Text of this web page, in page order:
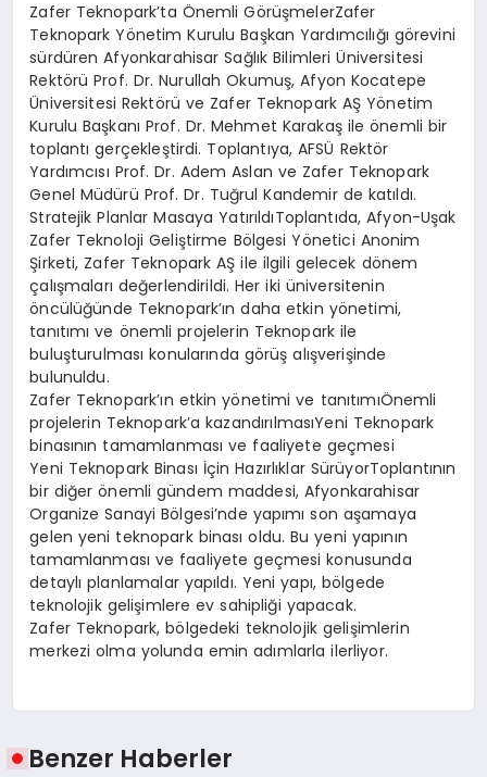
Zafer Teknopark’ta Önemli GörüşmelerZafer
Teknopark Yönetim Kurulu Başkan Yardımcılığı görevini
sürdüren Afyonkarahisar Sağlık Bilimleri Üniversitesi
Rektörü Prof. Dr. Nurullah Okumuş, Afyon Kocatepe
Üniversitesi Rektörü ve Zafer Teknopark AŞ Yönetim
Kurulu Başkanı Prof. Dr. Mehmet Karakaş ile önemli bir
toplantı gerçekleştirdi. Toplantıya, AFSÜ Rektör
Yardımcısı Prof. Dr. Adem Aslan ve Zafer Teknopark
Genel Müdürü Prof. Dr. Tuğrul Kandemir de katıldı.
Stratejik Planlar Masaya YatırıldıToplantıda, Afyon-Uşak
Zafer Teknoloji Geliştirme Bölgesi Yönetici Anonim
Şirketi, Zafer Teknopark AŞ ile ilgili gelecek dönem
çalışmaları değerlendirildi. Her iki üniversitenin
öncülüğünde Teknopark’ın daha etkin yönetimi,
tanıtımı ve önemli projelerin Teknopark ile
buluşturulması konularında görüş alışverişinde
bulunuldu.
Zafer Teknopark’ın etkin yönetimi ve tanıtımıÖnemli
projelerin Teknopark’a kazandırılmasıYeni Teknopark
binasının tamamlanması ve faaliyete geçmesi
Yeni Teknopark Binası İçin Hazırlıklar SürüyorToplantının
bir diğer önemli gündem maddesi, Afyonkarahisar
Organize Sanayi Bölgesi’nde yapımı son aşamaya
gelen yeni teknopark binası oldu. Bu yeni yapının
tamamlanması ve faaliyete geçmesi konusunda
detaylı planlamalar yapıldı. Yeni yapı, bölgede
teknolojik gelişimlere ev sahipliği yapacak.
Zafer Teknopark, bölgedeki teknolojik gelişimlerin
merkezi olma yolunda emin adımlarla ilerliyor.
Benzer Haberler